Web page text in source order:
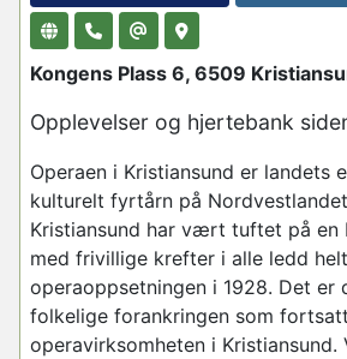
Kongens Plass 6, 6509
Opplevelser og hjertebank
Operaen i Kristiansund er landets
kulturelt fyrtårn på
Kristiansund har vært tuftet på en
med frivillige krefter i alle ledd
operaoppsetningen i 1928. Det er
folkelige forankringen som
operavirksomheten i